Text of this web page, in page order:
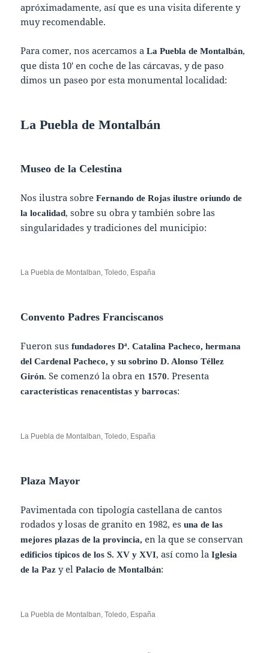
apróximadamente, así que es una visita diferente y
muy recomendable.
Para comer, nos acercamos aLa Puebla de Montalbán,
que dista 10′ en coche de las cárcavas, y de paso
dimos un paseo por esta monumental localidad:
La Puebla de Montalbán
Museo de la Celestina
Nos ilustra sobreFernando de Rojas ilustre oriundo de
la localidad, sobre su obra y también sobre las
singularidades y tradiciones del municipio:
La Puebla de Montalban, Toledo, España
Convento Padres Franciscanos
Fueron sus fundadores Dª. Catalina Pacheco, hermana
del Cardenal Pacheco, y su sobrino D. Alonso Téllez
Girón. Se comenzó la obra en 1570. Presenta
características renacentistas y barrocas:
La Puebla de Montalban, Toledo, España
Plaza Mayor
Pavimentada con tipología castellana de cantos
rodados y losas de granito en 1982, esuna de las
mejores plazas de la provincia, en la que se conservan
edificios típicos de los S. XV y XVI, así como laIglesia
de la Paz y elPalacio de Montalbán:
La Puebla de Montalban, Toledo, España